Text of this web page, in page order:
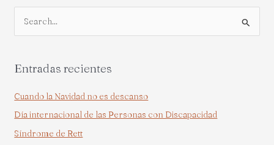
c
o
Entradas recientes
Cuando la Navidad no es descanso
Día internacional de las Personas con Discapacidad
Síndrome de Rett